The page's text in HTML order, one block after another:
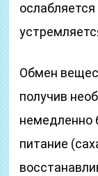
Обмен
получив
немедленно
питание